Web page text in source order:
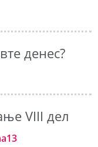
денес?
VIII дел